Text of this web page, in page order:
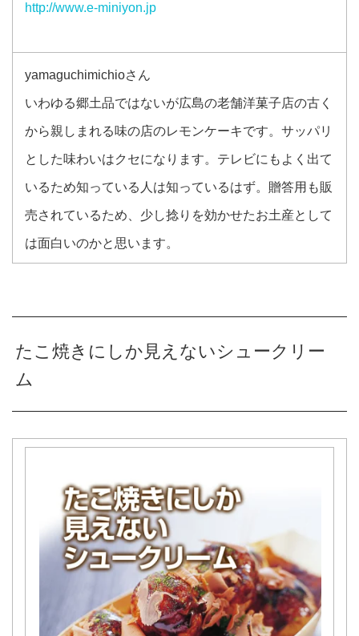
http://www.e-miniyon.jp
yamaguchimichioさん
いわゆる郷土品ではないが広島の老舗洋菓子店の古く
から親しまれる味の店のレモンケーキです。サッパリ
とした味わいはクセになります。テレビにもよく出て
いるため知っている人は知っているはず。贈答用も販
売されているため、少し捻りを効かせたお土産として
は面白いのかと思います。
たこ焼きにしか見えないシュークリー
ム